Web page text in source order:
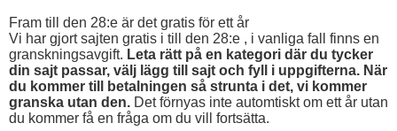
Fram till den 28:e är det gratis för ett år
Vi har gjort sajten gratis i till den 28:e , i vanliga fall finns en
granskningsavgift. Leta rätt på en kategori där du tycker
din sajt passar, välj lägg till sajt och fyll i uppgifterna. När
du kommer till betalningen så strunta i det, vi kommer
granska utan den. Det förnyas inte automtiskt om ett år utan
du kommer få en fråga om du vill fortsätta.